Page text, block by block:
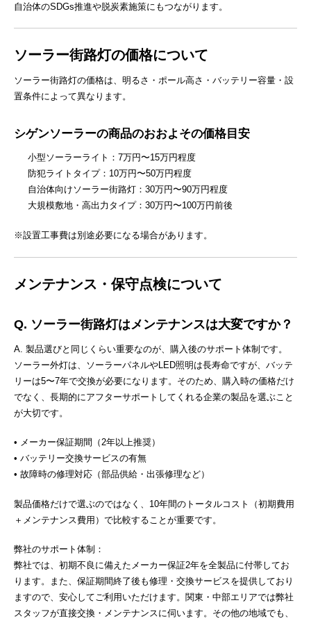
自治体のSDGs推進や脱炭素施策にもつながります。
ソーラー街路灯の価格について
ソーラー街路灯の価格は、明るさ・ポール高さ・バッテリー容量・設
置条件によって異なります。
シゲンソーラーの商品のおおよその価格目安
小型ソーラーライト：7万円〜15万円程度
防犯ライトタイプ：10万円〜50万円程度
自治体向けソーラー街路灯：30万円〜90万円程度
大規模敷地・高出力タイプ：30万円〜100万円前後
※設置工事費は別途必要になる場合があります。
メンテナンス・保守点検について
Q. ソーラー街路灯はメンテナンスは大変ですか？
A. 製品選びと同じくらい重要なのが、購入後のサポート体制です。
ソーラー外灯は、ソーラーパネルやLED照明は長寿命ですが、バッテ
リーは5〜7年で交換が必要になります。そのため、購入時の価格だけ
でなく、長期的にアフターサポートしてくれる企業の製品を選ぶこと
が大切です。
• メーカー保証期間（2年以上推奨）
• バッテリー交換サービスの有無
• 故障時の修理対応（部品供給・出張修理など）
製品価格だけで選ぶのではなく、10年間のトータルコスト（初期費用
＋メンテナンス費用）で比較することが重要です。
弊社のサポート体制：
弊社では、初期不良に備えたメーカー保証2年を全製品に付帯してお
ります。また、保証期間終了後も修理・交換サービスを提供しており
ますので、安心してご利用いただけます。関東・中部エリアでは弊社
スタッフが直接交換・メンテナンスに伺います。その他の地域でも、